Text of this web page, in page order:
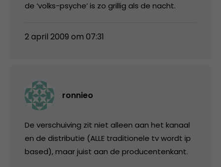
de ‘volks-psyche’ is zo grillig als de nacht.
2 april 2009 om 07:31
ronnieo
De verschuiving zit niet alleen aan het kanaal
en de distributie (ALLE traditionele tv wordt ip
based), maar juist aan de producentenkant.